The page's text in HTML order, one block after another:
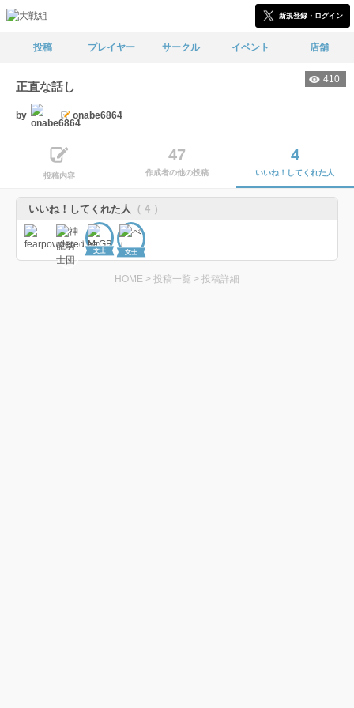
新規登録・ログイン
投稿 プレイヤー サークル イベント 店舗
410
正直な話し
by onabe6864
投稿内容
47
作成者の他の投稿
4
いいね！してくれた人
いいね！してくれた人 （ 4 ）
文士 文士
HOME > 投稿一覧 > 投稿詳細